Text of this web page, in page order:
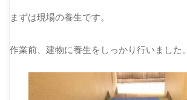
まずは現場の養生です。
作業前、建物に養生をしっかり行いました。